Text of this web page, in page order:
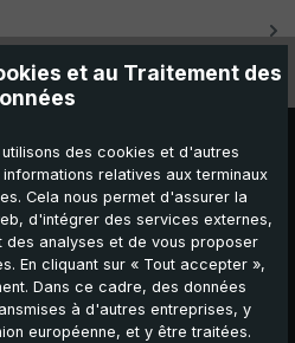
pourriez aimer :
et au Traitement des
des cookies et d'autres
relatives aux terminaux
Cela nous permet d'assurer la
d'intégrer des services externes,
analyses et de vous proposer
En cliquant sur « Tout accepter »,
Dans ce cadre, des données
à d'autres entreprises, y
européenne, et y être traitées.